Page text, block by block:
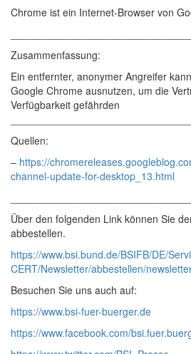
Chrome ist ein Internet-Browser von
Zusammenfassung:
Ein entfernter, anonymer Angreifer
Google Chrome ausnutzen, um die
Verfügbarkeit gefährden
Quellen:
– https://
channel-update-for-desktop_13.html
Über den folgenden Link können Sie
abbestellen.
https://www.bsi.bund.de/BSIFB/DE/
CERT/Newsletter/abbestellen/
Besuchen Sie uns auch auf:
https://www.bsi-fuer-buerger.de
https://www.facebook.com/